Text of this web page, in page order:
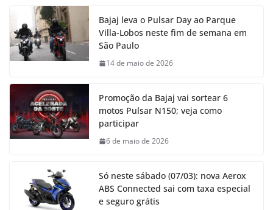
Bajaj leva o Pulsar Day ao Parque
Villa-Lobos neste fim de semana em
São Paulo
14 de maio de 2026
Promoção da Bajaj vai sortear 6
motos Pulsar N150; veja como
participar
6 de maio de 2026
Só neste sábado (07/03): nova Aerox
ABS Connected sai com taxa especial
e seguro grátis